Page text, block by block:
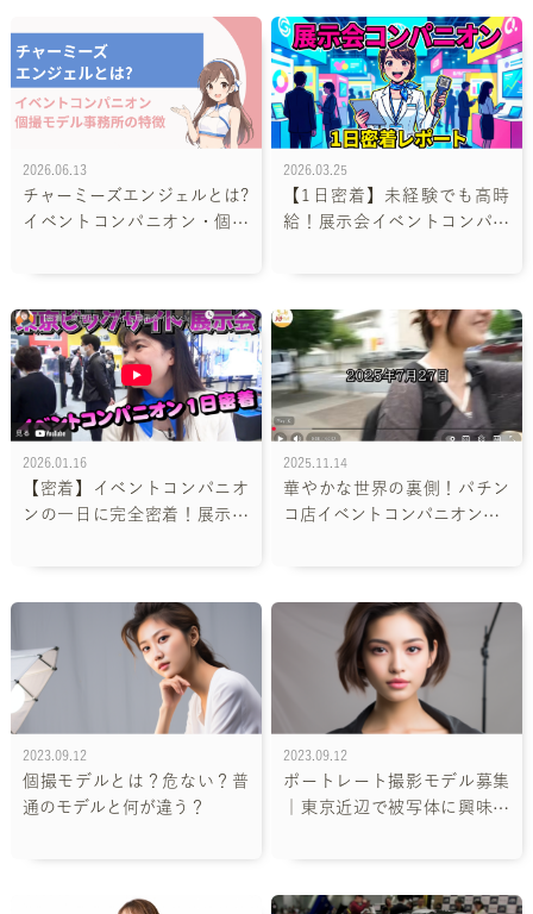
2026.06.13
チャーミーズエンジェルとは?
イベントコンパニオン・個撮
2026.03.25
【1日密着】未経験でも高時
給！展示会イベントコンパニ
2026.01.16
【密着】イベントコンパニオ
ンの一日に完全密着！展示会
2025.11.14
華やかな世界の裏側！パチン
コ店イベントコンパニオンの1
2023.09.12
個撮モデルとは？危ない？普
通のモデルと何が違う？
2023.09.12
ポートレート撮影モデル募集
｜東京近辺で被写体に興味の